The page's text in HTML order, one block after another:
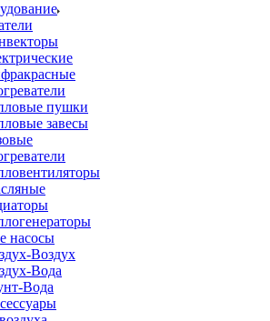
пушки
завесы
насосы
Воздух
Вода
Вода